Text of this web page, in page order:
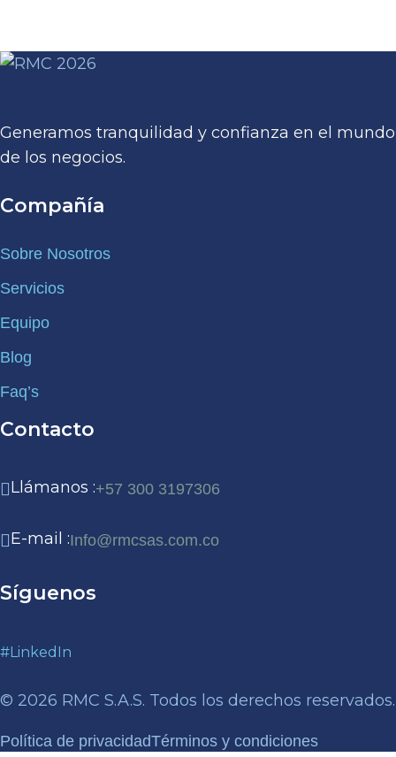
Generamos tranquilidad y confianza en el mundo
de los negocios.
Compañía
Sobre Nosotros
Servicios
Equipo
Blog
Faq’s
Contacto
Llámanos :+57 300 3197306
E-mail :Info@rmcsas.com.co
Síguenos
#LinkedIn
© 2026 RMC S.A.S. Todos los derechos reservados.
Política de privacidadTérminos y condiciones